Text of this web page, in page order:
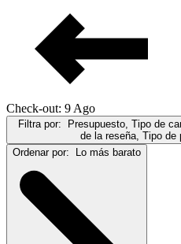
Check-out: 9 Ago
Filtra por: Presupuesto, Tipo de
de la reseña, Tipo de
Ordenar por: Lo más barato